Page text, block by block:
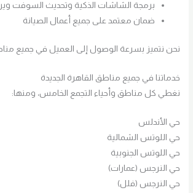
برمجة الشاشات الذكية وتحديث السوفت وير
ضمان معتمد على جميع أعمال الصيانة
نحن نتميز بسرعة الوصول إلى العميل في جميع
خدماتنا في جميع مناطق القاهرة الجديدة
نغطي كل مناطق وأحياء التجمع الخامس، ومنها:
حي الأندلس
حي اللوتس الشمالية
حي اللوتس الجنوبية
حي النرجس (عمارات)
حي النرجس (فلل)